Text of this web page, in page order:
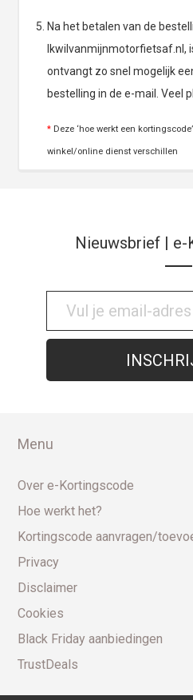
Na het betalen van de
Ikwilvanmijnmotorfietsaf.nl,
ontvangt zo snel mogelijk
bestelling in de e-mail. Veel
* Deze ‘hoe werkt een
winkel/online dienst verschillen
Nieuwsbrief |
Menu
Over e-Kortingscode
Hoe werkt het?
Kortingscode aanvragen/
Privacy
Disclaimer
Cookies
Black Friday aanbiedingen
TrustDeals